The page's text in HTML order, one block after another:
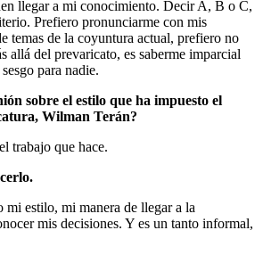
llegar a mi conocimiento. Decir A, B o C,
Prefiero pronunciarme con mis
temas de la coyuntura actual, prefiero no
allá del prevaricato, es saberme imparcial
para nadie.
sobre el estilo que ha impuesto el
Wilman Terán?
trabajo que hace.
mi estilo, mi manera de llegar a la
mis decisiones. Y es un tanto informal,